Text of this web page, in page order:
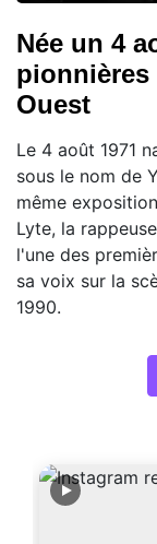
Née un 4
pionnières
Ouest
Le 4 août 1971
sous le nom de
même
Lyte, la
l'une des
sa voix sur la
1990.